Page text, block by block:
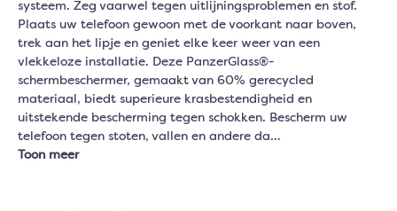
systeem. Zeg vaarwel tegen uitlijningsproblemen en stof.
Plaats uw telefoon gewoon met de voorkant naar boven,
trek aan het lipje en geniet elke keer weer van een
vlekkeloze installatie. Deze PanzerGlass®-
schermbeschermer, gemaakt van 60% gerecycled
materiaal, biedt superieure krasbestendigheid en
uitstekende bescherming tegen schokken. Bescherm uw
telefoon tegen stoten, vallen en andere da…
Toon meer